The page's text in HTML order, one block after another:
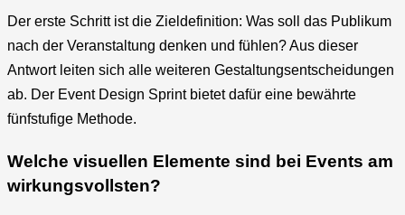
Der erste Schritt ist die Zieldefinition: Was soll das Publikum
nach der Veranstaltung denken und fühlen? Aus dieser
Antwort leiten sich alle weiteren Gestaltungsentscheidungen
ab. Der Event Design Sprint bietet dafür eine bewährte
fünfstufige Methode.
Welche visuellen Elemente sind bei Events am
wirkungsvollsten?